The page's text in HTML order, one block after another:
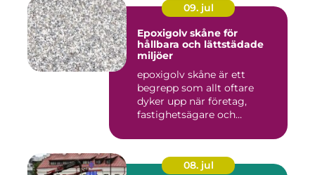
09. jul
Epoxigolv skåne för
hållbara och lättstädade
miljöer
epoxigolv skåne är ett
begrepp som allt oftare
dyker upp när företag,
fastighetsägare och
08. jul